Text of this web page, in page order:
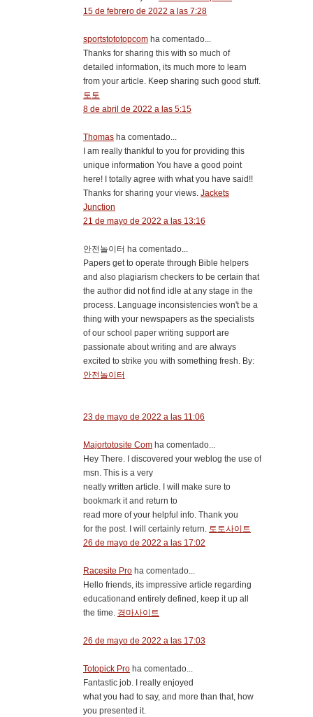
15 de febrero de 2022 a las 7:28
sportstototopcom ha comentado...
Thanks for sharing this with so much of
detailed information, its much more to learn
from your article. Keep sharing such good stuff.
토토
8 de abril de 2022 a las 5:15
Thomas ha comentado...
I am really thankful to you for providing this
unique information You have a good point
here! I totally agree with what you have said!!
Thanks for sharing your views. Jackets
Junction
21 de mayo de 2022 a las 13:16
안전놀이터 ha comentado...
Papers get to operate through Bible helpers
and also plagiarism checkers to be certain that
the author did not find idle at any stage in the
process. Language inconsistencies won't be a
thing with your newspapers as the specialists
of our school paper writing support are
passionate about writing and are always
excited to strike you with something fresh. By:
안전놀이터
23 de mayo de 2022 a las 11:06
Majortotosite Com ha comentado...
Hey There. I discovered your weblog the use of
msn. This is a very
neatly written article. I will make sure to
bookmark it and return to
read more of your helpful info. Thank you
for the post. I will certainly return. 토토사이트
26 de mayo de 2022 a las 17:02
Racesite Pro ha comentado...
Hello friends, its impressive article regarding
educationand entirely defined, keep it up all
the time. 경마사이트
26 de mayo de 2022 a las 17:03
Totopick Pro ha comentado...
Fantastic job. I really enjoyed
what you had to say, and more than that, how
you presented it.